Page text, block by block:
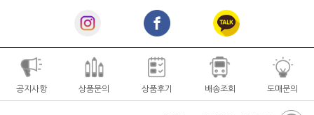
공지사항 상품문의 상품후기 배송조회 도매문의